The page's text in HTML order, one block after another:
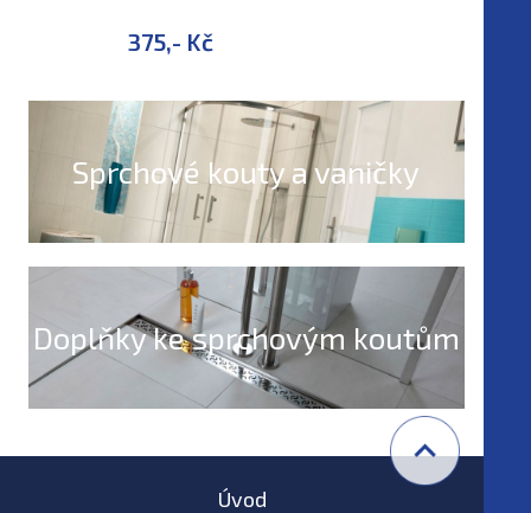
375,- Kč
Sprchové kouty a vaničky
Doplňky ke sprchovým koutům
Úvod